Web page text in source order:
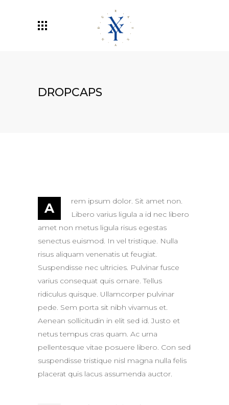
DROPCAPS
A
rem ipsum dolor. Sit amet non.
Libero varius ligula a id nec libero
amet non metus ligula risus egestas
senectus euismod. In vel tristique. Nulla
risus aliquam venenatis ut feugiat.
Suspendisse nec ultricies. Pulvinar fusce
varius consequat quis ornare. Tellus
ridiculus quisque. Ullamcorper pulvinar
pede. Sem porta sit nibh vivamus et.
Aenean sollicitudin in elit sed id. Justo et
netus tempus cras quam. Ac urna
pellentesque vitae posuere libero. Con sed
suspendisse tristique nisl magna nulla felis
placerat quis lacus assumenda auctor.